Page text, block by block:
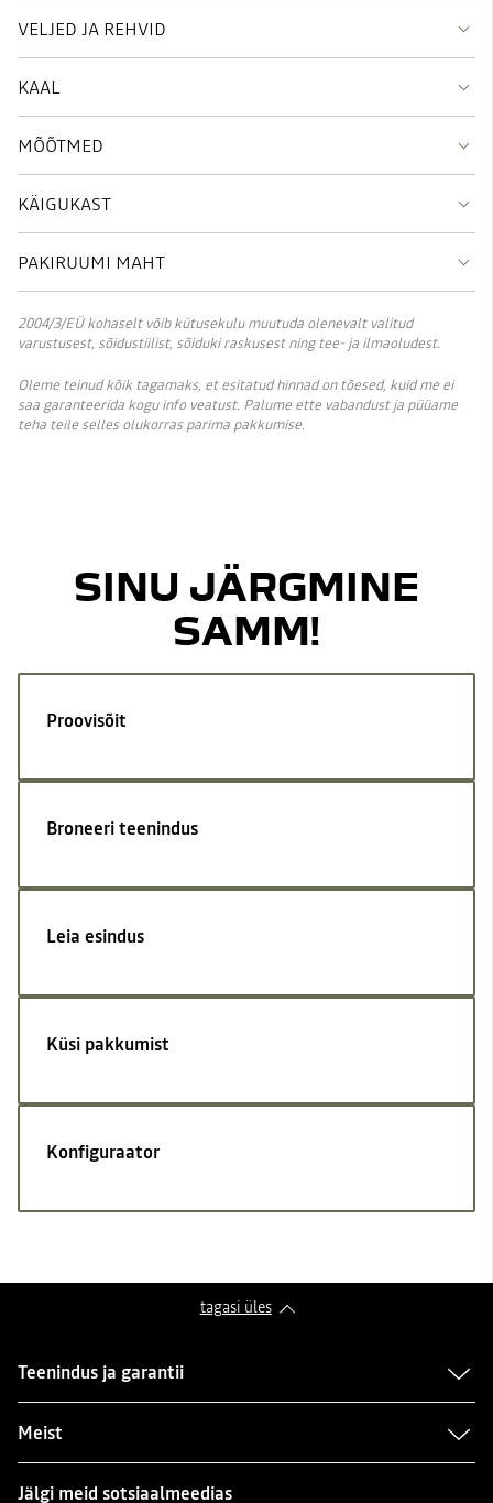
VELJED JA REHVID
KAAL
MÕÕTMED
KÄIGUKAST
PAKIRUUMI MAHT
2004/3/EÜ kohaselt võib kütusekulu muutuda olenevalt valitud
varustusest, sõidustiilist, sõiduki raskusest ning tee- ja ilmaoludest.
Oleme teinud kõik tagamaks, et esitatud hinnad on tõesed, kuid me ei
saa garanteerida kogu info veatust. Palume ette vabandust ja püüame
teha teile selles olukorras parima pakkumise.
SINU JÄRGMINE
SAMM!
Proovisõit
Broneeri teenindus
Leia esindus
Küsi pakkumist
Konfiguraator
tagasi üles
Teenindus ja garantii
Meist
Jälgi meid sotsiaalmeedias